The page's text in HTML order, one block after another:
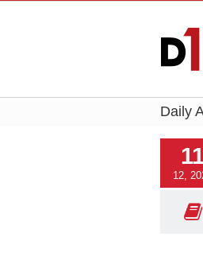
Daily
12,